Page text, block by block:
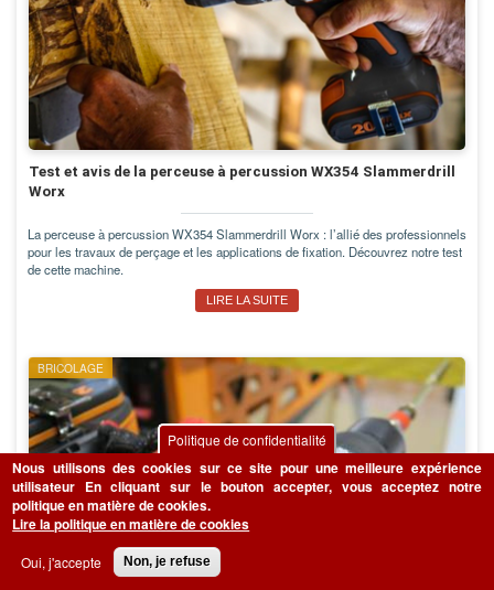
Test et avis de la perceuse à percussion WX354 Slammerdrill
Worx
La perceuse à percussion WX354 Slammerdrill Worx : l’allié des professionnels
pour les travaux de perçage et les applications de fixation. Découvrez notre test
de cette machine.
LIRE LA SUITE
BRICOLAGE
Politique de confidentialité
Nous utilisons des cookies sur ce site pour une meilleure expérience
utilisateur En cliquant sur le bouton accepter, vous acceptez notre
politique en matière de cookies.
Lire la politique en matière de cookies
Oui, j'accepte Non, je refuse